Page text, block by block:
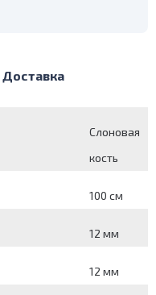
Доставка
Слоновая
кость
100 см
12 мм
12 мм